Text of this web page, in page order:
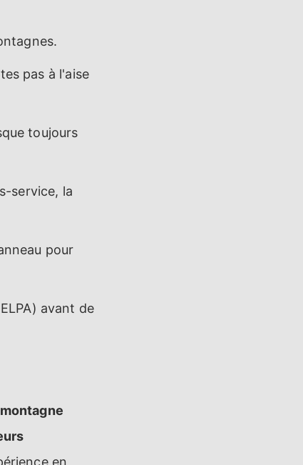
pas à l'aise
toujours
service, la
pour
avant de